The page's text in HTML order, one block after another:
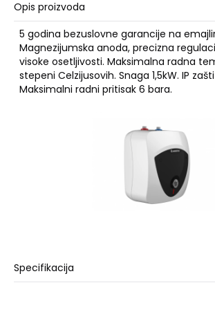
Opis proizvoda
5 godina bezuslovne garancije na
Magnezijumska anoda, precizna
visoke osetljivosti. Maksimalna radna
stepeni Celzijusovih. Snaga 1,5kW. IP
Maksimalni radni pritisak 6 bara.
Specifikacija